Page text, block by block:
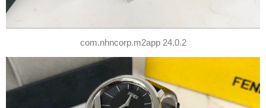
com.nhncorp.m2app 24.0.2